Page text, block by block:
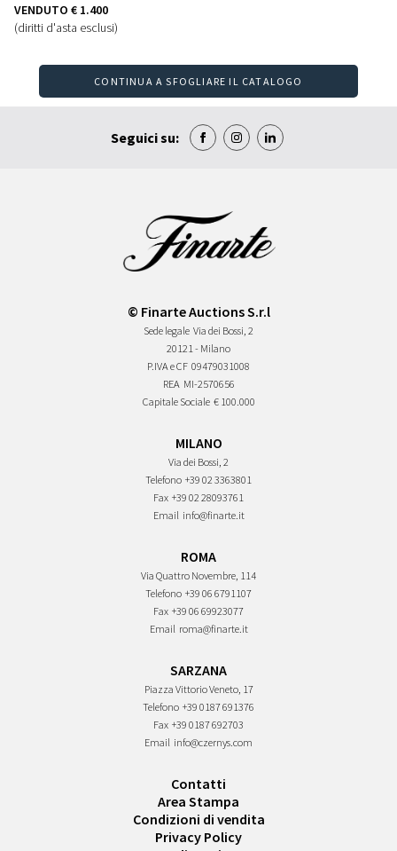
VENDUTO € 1.400
(diritti d'asta esclusi)
CONTINUA A SFOGLIARE IL CATALOGO
Seguici su:
© Finarte Auctions S.r.l
Sede legale Via dei Bossi, 2
20121 - Milano
P.IVA e CF 09479031008
REA MI-2570656
Capitale Sociale € 100.000
MILANO
Via dei Bossi, 2
Telefono +39 02 3363801
Fax +39 02 28093761
Email info@finarte.it
ROMA
Via Quattro Novembre, 114
Telefono +39 06 6791107
Fax +39 06 69923077
Email roma@finarte.it
SARZANA
Piazza Vittorio Veneto, 17
Telefono +39 0187 691376
Fax +39 0187 692703
Email info@czernys.com
Contatti
Area Stampa
Condizioni di vendita
Privacy Policy